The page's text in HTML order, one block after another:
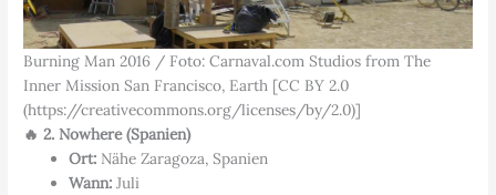
Burning Man 2016 / Foto: Carnaval.com Studios from The
Inner Mission San Francisco, Earth [CC BY 2.0
(https://creativecommons.org/licenses/by/2.0)]
🔥 2. Nowhere (Spanien)
Ort: Nähe Zaragoza, Spanien
Wann: Juli